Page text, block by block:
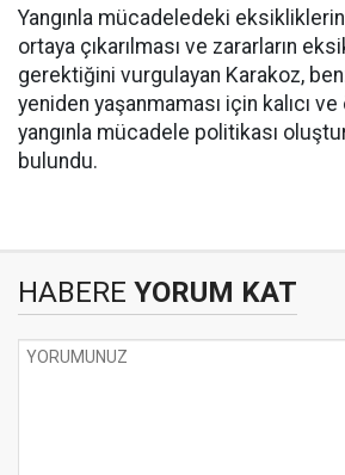
Yangınla mücadeledeki
ortaya çıkarılması ve zararların
gerektiğini vurgulayan Karakoz,
yeniden yaşanmaması için kalıcı
yangınla mücadele politikası
bulundu.
HABERE YORUM KAT